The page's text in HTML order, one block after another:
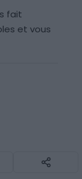
fait
et vous